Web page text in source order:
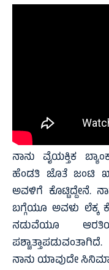
ನಾನು ವೈಯಕ್ತಿಕ
ಹೆಂಡತಿ ಜೊತೆ ಜಂಟಿ
ಅವಳಿಗೆ ಕೊಟ್ಟಿದ್ದೇನೆ.
ಬಗ್ಗೆಯೂ ಅವಳು ಲೆಕ್ಕ
ನಡುವೆಯೂ
ನಾನು ಯಾವುದೇ ಸಿನಿಮಾ